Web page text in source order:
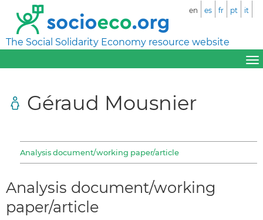
The Social Solidarity Economy resource website
en es fr pt it
Géraud Mousnier
Analysis document/working paper/article
Analysis document/working
paper/article